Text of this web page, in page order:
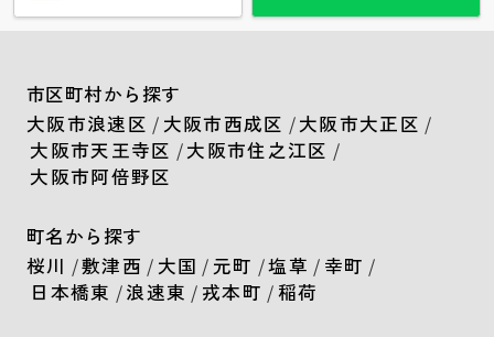
市区町村から探す
大阪市浪速区 / 大阪市西成区 /大阪市大正区 /
大阪市天王寺区 /大阪市住之江区 /
大阪市阿倍野区
町名から探す
桜川 /敷津西 / 大国 / 元町 /塩草 / 幸町 /
日本橋東 /浪速東 / 戎本町 /稲荷